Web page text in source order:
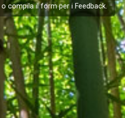
o compila il form per i Feedback